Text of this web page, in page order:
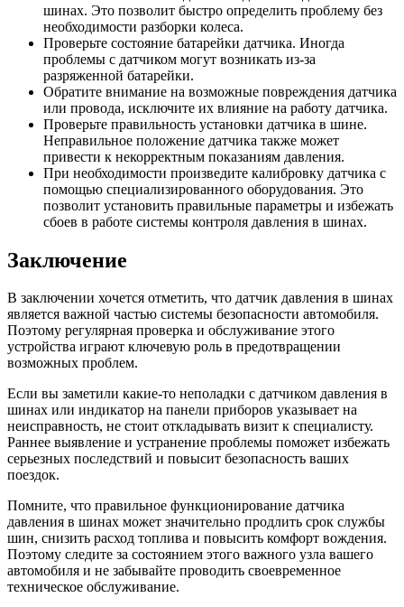
шинах. Это позволит быстро определить проблему без
необходимости разборки колеса.
Проверьте состояние батарейки датчика. Иногда
проблемы с датчиком могут возникать из-за
разряженной батарейки.
Обратите внимание на возможные повреждения датчика
или провода, исключите их влияние на работу датчика.
Проверьте правильность установки датчика в шине.
Неправильное положение датчика также может
привести к некорректным показаниям давления.
При необходимости произведите калибровку датчика с
помощью специализированного оборудования. Это
позволит установить правильные параметры и избежать
сбоев в работе системы контроля давления в шинах.
Заключение
В заключении хочется отметить, что датчик давления в шинах
является важной частью системы безопасности автомобиля.
Поэтому регулярная проверка и обслуживание этого
устройства играют ключевую роль в предотвращении
возможных проблем.
Если вы заметили какие-то неполадки с датчиком давления в
шинах или индикатор на панели приборов указывает на
неисправность, не стоит откладывать визит к специалисту.
Раннее выявление и устранение проблемы поможет избежать
серьезных последствий и повысит безопасность ваших
поездок.
Помните, что правильное функционирование датчика
давления в шинах может значительно продлить срок службы
шин, снизить расход топлива и повысить комфорт вождения.
Поэтому следите за состоянием этого важного узла вашего
автомобиля и не забывайте проводить своевременное
техническое обслуживание.